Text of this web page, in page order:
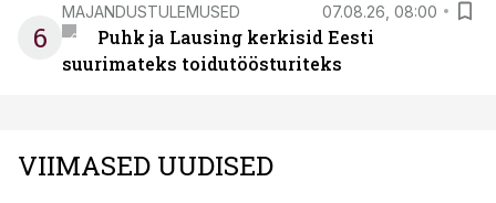
6
MAJANDUSTULEMUSED 07.08.26, 08:00
Puhk ja Lausing kerkisid Eesti
suurimateks toidutöösturiteks
VIIMASED UUDISED